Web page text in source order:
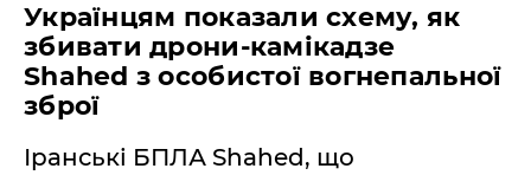
Українцям показали схему, як
збивати дрони-камікадзе
Shahed з особистої вогнепальної
зброї
Іранські БПЛА Shahed, що